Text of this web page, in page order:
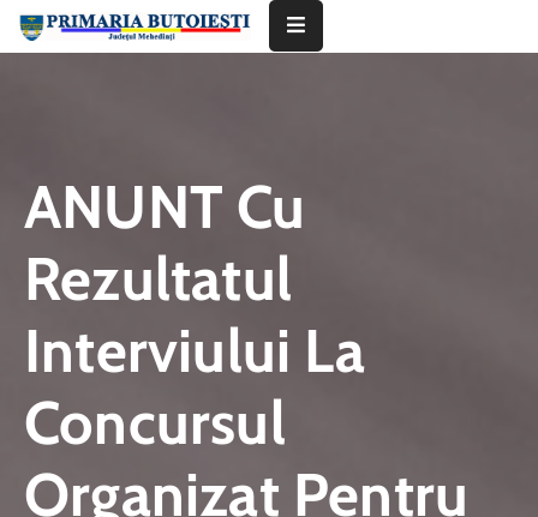
Informații
Interes
Public
Contact
ANUNT Cu
Rezultatul
Interviului La
Concursul
Organizat Pentru